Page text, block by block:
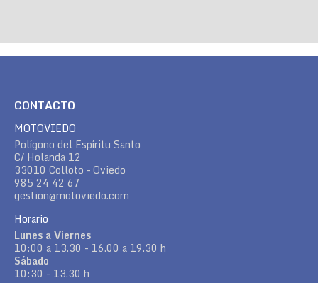
CONTACTO
MOTOVIEDO
Polígono del Espíritu Santo
C/ Holanda 12
33010 Colloto – Oviedo
985 24 42 67
gestion@motoviedo.com
Horario
Lunes a Viernes
10:00 a 13.30 - 16.00 a 19.30 h
Sábado
10:30 - 13.30 h